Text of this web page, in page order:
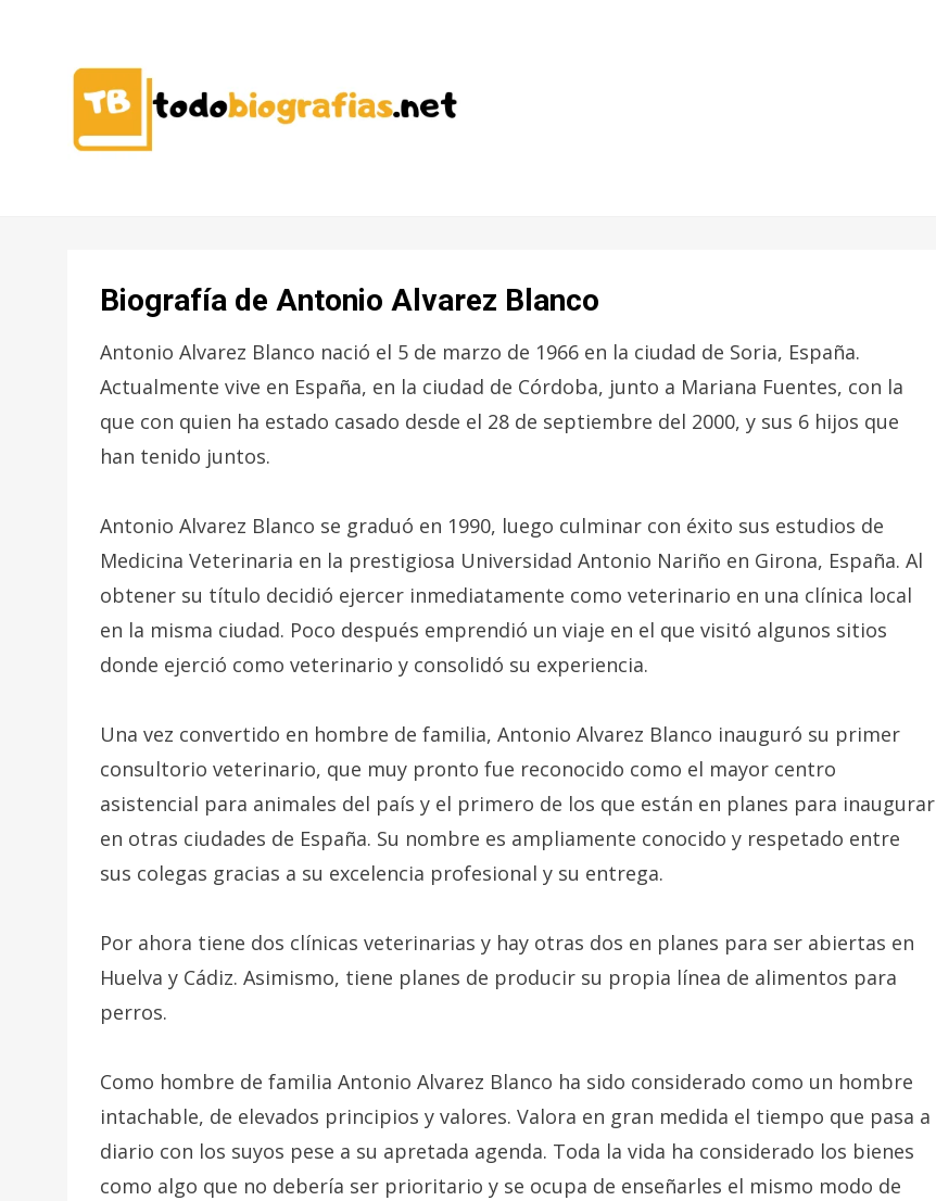
Biografía de Antonio Alvarez Blanco
Antonio Alvarez Blanco nació el 5 de marzo de 1966 en la ciudad de Soria, España.
Actualmente vive en España, en la ciudad de Córdoba, junto a Mariana Fuentes, con la
que con quien ha estado casado desde el 28 de septiembre del 2000, y sus 6 hijos que
han tenido juntos.
Antonio Alvarez Blanco se graduó en 1990, luego culminar con éxito sus estudios de
Medicina Veterinaria en la prestigiosa Universidad Antonio Nariño en Girona, España. Al
obtener su título decidió ejercer inmediatamente como veterinario en una clínica local
en la misma ciudad. Poco después emprendió un viaje en el que visitó algunos sitios
donde ejerció como veterinario y consolidó su experiencia.
Una vez convertido en hombre de familia, Antonio Alvarez Blanco inauguró su primer
consultorio veterinario, que muy pronto fue reconocido como el mayor centro
asistencial para animales del país y el primero de los que están en planes para inaugurar
en otras ciudades de España. Su nombre es ampliamente conocido y respetado entre
sus colegas gracias a su excelencia profesional y su entrega.
Por ahora tiene dos clínicas veterinarias y hay otras dos en planes para ser abiertas en
Huelva y Cádiz. Asimismo, tiene planes de producir su propia línea de alimentos para
perros.
Como hombre de familia Antonio Alvarez Blanco ha sido considerado como un hombre
intachable, de elevados principios y valores. Valora en gran medida el tiempo que pasa a
diario con los suyos pese a su apretada agenda. Toda la vida ha considerado los bienes
como algo que no debería ser prioritario y se ocupa de enseñarles el mismo modo de